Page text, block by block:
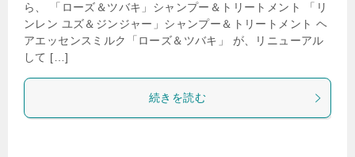
ら、 「ローズ＆ツバキ」シャンプー＆トリートメント 「リ
ンレン ユズ＆ジンジャー」シャンプー＆トリートメント ヘ
アエッセンスミルク「ローズ＆ツバキ」 が、リニューアル
して […]
続きを読む